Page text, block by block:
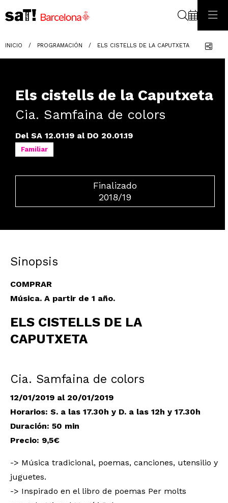
INICIO PROGRAMACIÓN ELS CISTELLS DE LA CAPUTXETA
Els cistells de la Caputxeta
Cia. Samfaina de colors
Del SA 12.01.19 al DO 20.01.19
Familiar
Finalizado
2018/19
Sinopsis
COMPRAR
Música. A partir de 1 año.
ELS CISTELLS DE LA
CAPUTXETA
Cia. Samfaina de colors
12/01/2019 al 20/01/2019
Horarios: S. a las 17.30h y D. a las 12h y 17.30h
Duración: 50 min
Precio: 9,5€
-> Música tradicional, poemas, canciones, utensilio y
juguetes.
-> Inspirado en el libro de poemas Per molts